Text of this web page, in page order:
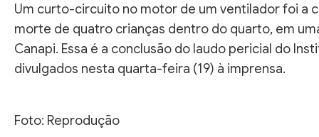
Um curto-circuito no motor de um ventilador foi a
morte de quatro crianças dentro do quarto, em
Canapi. Essa é a conclusão do laudo pericial do
divulgados nesta quarta-feira (19) à imprensa.
Foto: Reprodução